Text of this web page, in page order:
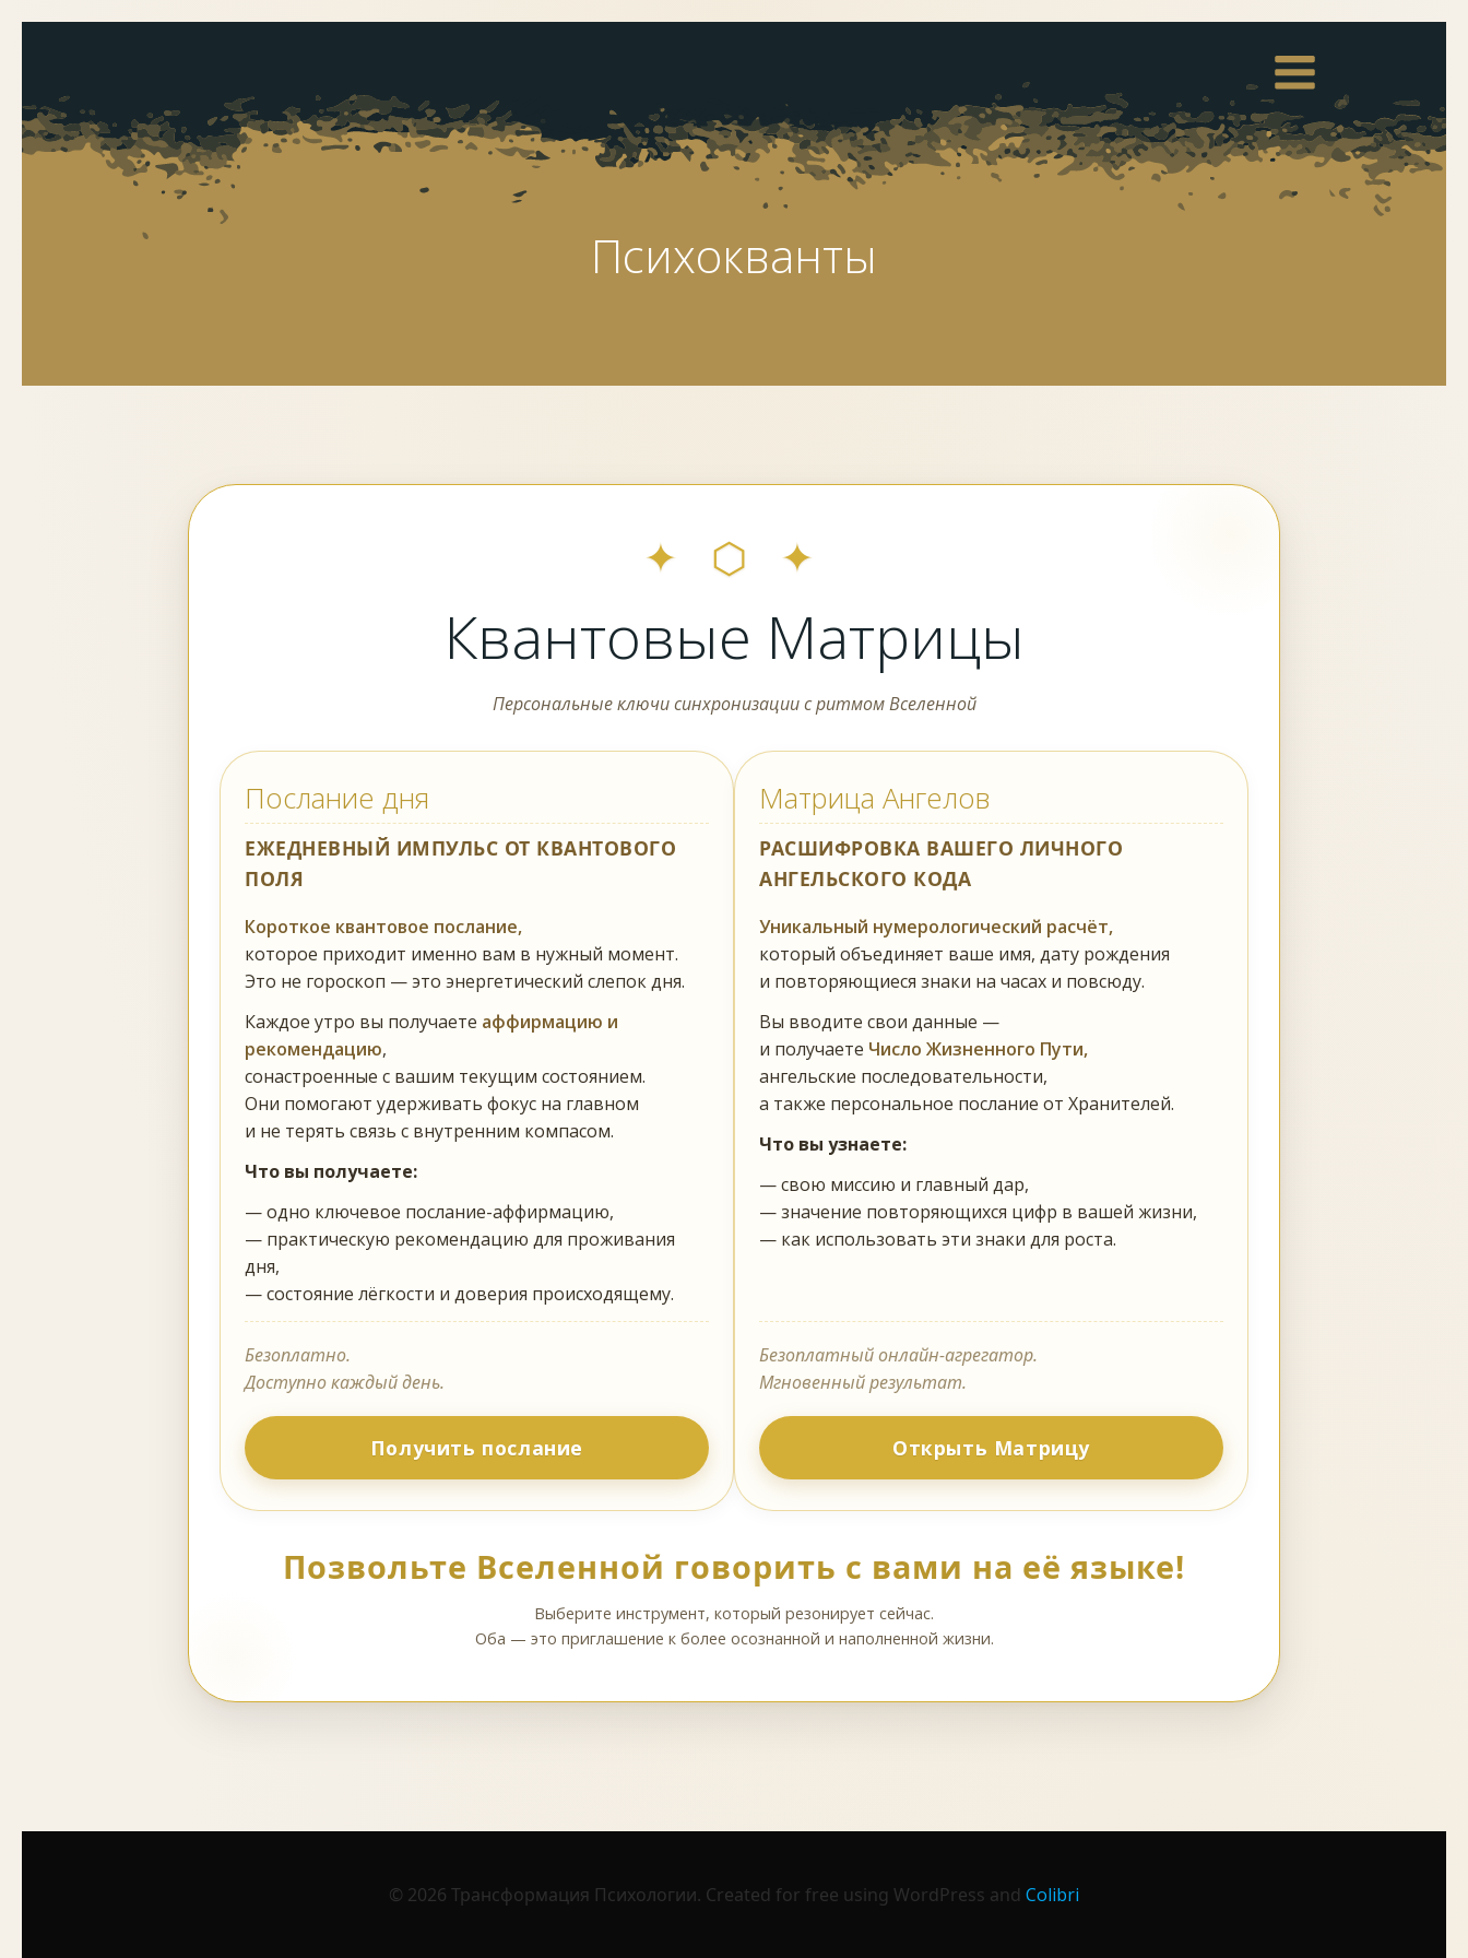
Психокванты
✦ ⬡ ✦
Квантовые Матрицы
Персональные ключи синхронизации с ритмом Вселенной
Послание дня
ЕЖЕДНЕВНЫЙ ИМПУЛЬС ОТ КВАНТОВОГО
ПОЛЯ
Короткое квантовое послание,
которое приходит именно вам в нужный момент.
Это не гороскоп — это энергетический слепок дня.
Каждое утро вы получаете аффирмацию и
рекомендацию,
сонастроенные с вашим текущим состоянием.
Они помогают удерживать фокус на главном
и не терять связь с внутренним компасом.
Что вы получаете:
— одно ключевое послание-аффирмацию,
— практическую рекомендацию для проживания
дня,
— состояние лёгкости и доверия происходящему.
Безоплатно.
Доступно каждый день.
Получить послание
Матрица Ангелов
РАСШИФРОВКА ВАШЕГО ЛИЧНОГО
АНГЕЛЬСКОГО КОДА
Уникальный нумерологический расчёт,
который объединяет ваше имя, дату рождения
и повторяющиеся знаки на часах и повсюду.
Вы вводите свои данные —
и получаете Число Жизненного Пути,
ангельские последовательности,
а также персональное послание от Хранителей.
Что вы узнаете:
— свою миссию и главный дар,
— значение повторяющихся цифр в вашей жизни,
— как использовать эти знаки для роста.
Безоплатный онлайн-агрегатор.
Мгновенный результат.
Открыть Матрицу
Позвольте Вселенной говорить с вами на её языке!
Выберите инструмент, который резонирует сейчас.
Оба — это приглашение к более осознанной и наполненной жизни.
© 2026 Трансформация Психологии. Created for free using WordPress and Colibri